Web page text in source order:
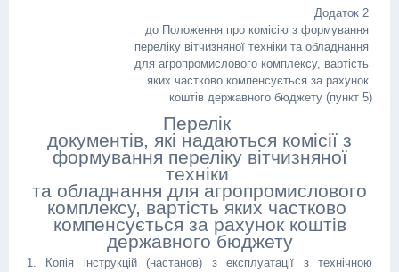
Додаток 2
до Положення про комісію з формування
переліку вітчизняної техніки та обладнання
для агропромислового комплексу, вартість
яких частково компенсується за рахунок
коштів державного бюджету (пункт 5)
Перелік
документів, які надаються комісії з
формування переліку вітчизняної
техніки
та обладнання для агропромислового
комплексу, вартість яких частково
компенсується за рахунок коштів
державного бюджету
1. Копія інструкцій (настанов) з експлуатації з технічною